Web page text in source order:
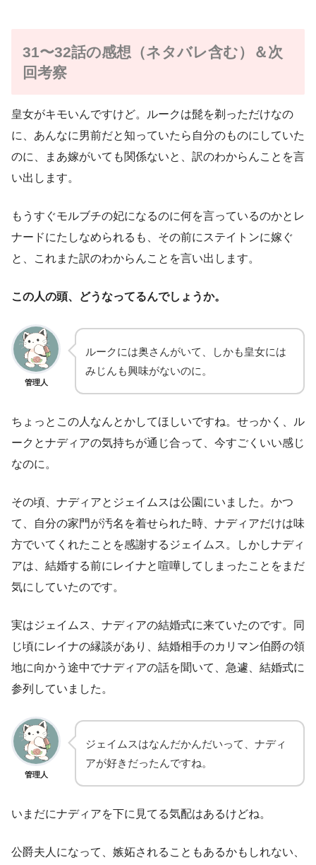
31〜32話の感想（ネタバレ含む）＆次
回考察
皇女がキモいんですけど。ルークは髭を剃っただけなの
に、あんなに男前だと知っていたら自分のものにしていた
のに、まあ嫁がいても関係ないと、訳のわからんことを言
い出します。
もうすぐモルブチの妃になるのに何を言っているのかとレ
ナードにたしなめられるも、その前にステイトンに嫁ぐ
と、これまた訳のわからんことを言い出します。
この人の頭、どうなってるんでしょうか。
管理人
ルークには奥さんがいて、しかも皇女には
みじんも興味がないのに。
ちょっとこの人なんとかしてほしいですね。せっかく、ル
ークとナディアの気持ちが通じ合って、今すごくいい感じ
なのに。
その頃、ナディアとジェイムスは公園にいました。かつ
て、自分の家門が汚名を着せられた時、ナディアだけは味
方でいてくれたことを感謝するジェイムス。しかしナディ
アは、結婚する前にレイナと喧嘩してしまったことをまだ
気にしていたのです。
実はジェイムス、ナディアの結婚式に来ていたのです。同
じ頃にレイナの縁談があり、結婚相手のカリマン伯爵の領
地に向かう途中でナディアの話を聞いて、急遽、結婚式に
参列していました。
管理人
ジェイムスはなんだかんだいって、ナディ
アが好きだったんですね。
いまだにナディアを下に見てる気配はあるけどね。
公爵夫人になって、嫉妬されることもあるかもしれない、